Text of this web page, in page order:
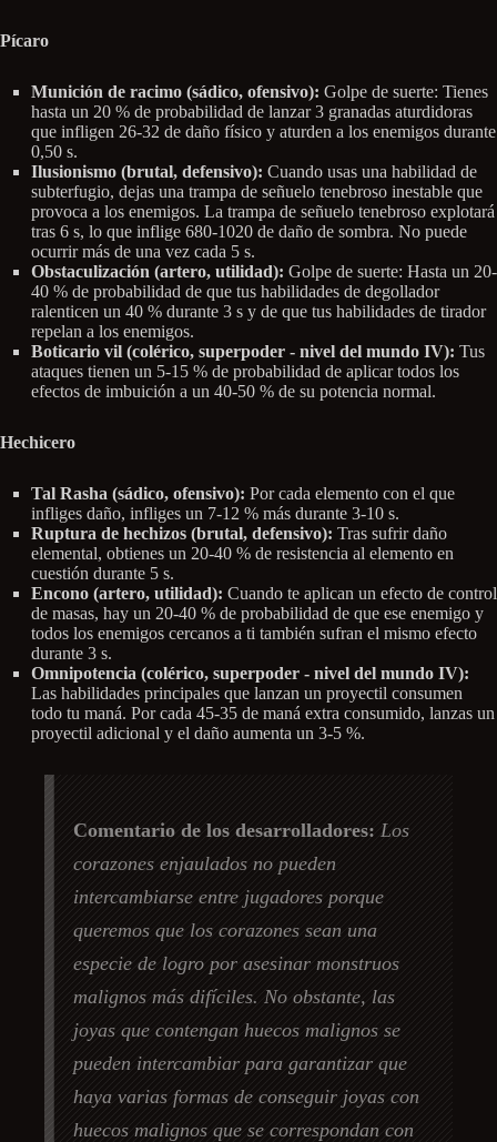
Pícaro
Munición de racimo (sádico, ofensivo): Golpe de suerte: Tienes
hasta un 20 % de probabilidad de lanzar 3 granadas aturdidoras
que infligen 26-32 de daño físico y aturden a los enemigos durante
0,50 s.
Ilusionismo (brutal, defensivo): Cuando usas una habilidad de
subterfugio, dejas una trampa de señuelo tenebroso inestable que
provoca a los enemigos. La trampa de señuelo tenebroso explotará
tras 6 s, lo que inflige 680-1020 de daño de sombra. No puede
ocurrir más de una vez cada 5 s.
Obstaculización (artero, utilidad): Golpe de suerte: Hasta un 20-
40 % de probabilidad de que tus habilidades de degollador
ralenticen un 40 % durante 3 s y de que tus habilidades de tirador
repelan a los enemigos.
Boticario vil (colérico, superpoder - nivel del mundo IV): Tus
ataques tienen un 5-15 % de probabilidad de aplicar todos los
efectos de imbuición a un 40-50 % de su potencia normal.
Hechicero
Tal Rasha (sádico, ofensivo): Por cada elemento con el que
infliges daño, infliges un 7-12 % más durante 3-10 s.
Ruptura de hechizos (brutal, defensivo): Tras sufrir daño
elemental, obtienes un 20-40 % de resistencia al elemento en
cuestión durante 5 s.
Encono (artero, utilidad): Cuando te aplican un efecto de control
de masas, hay un 20-40 % de probabilidad de que ese enemigo y
todos los enemigos cercanos a ti también sufran el mismo efecto
durante 3 s.
Omnipotencia (colérico, superpoder - nivel del mundo IV):
Las habilidades principales que lanzan un proyectil consumen
todo tu maná. Por cada 45-35 de maná extra consumido, lanzas un
proyectil adicional y el daño aumenta un 3-5 %.
Comentario de los desarrolladores: Los
corazones enjaulados no pueden
intercambiarse entre jugadores porque
queremos que los corazones sean una
especie de logro por asesinar monstruos
malignos más difíciles. No obstante, las
joyas que contengan huecos malignos se
pueden intercambiar para garantizar que
haya varias formas de conseguir joyas con
huecos malignos que se correspondan con